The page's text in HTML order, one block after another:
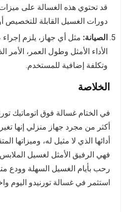
قد تحتوي هذه الغسالة على
دورات الغسيل القابلة للتخصيص
الصيانة: مثل أي جهاز، يلزم
الأداء الأمثل وطول العمر، الأمر
وتكلفة إضافية للمستخدم.
الخلاصة
أكثر من مجرد جهاز منزلي إنها
أدائها الذي لا مثيل له، وميزاتها
فهي الرفيق الأمثل لغسيل
رحب بأيام الغسيل السهلة وودع
استثمر في غسالة تورنيدو اليوم